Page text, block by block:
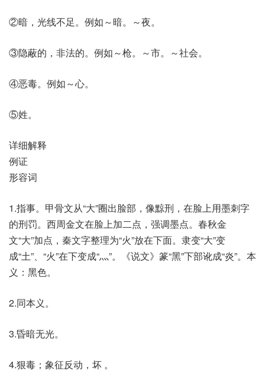
②暗，光线不足。例如～暗。～夜。
③隐蔽的，非法的。例如～枪。～市。～社会。
④恶毒。例如～心。
⑤姓。
详细解释
例证
形容词
1.指事。甲骨文从“大”圈出脸部，像黥刑，在脸上用墨刺字
的刑罚。西周金文在脸上加二点，强调墨点。春秋金
文“大”加点，秦文字整理为“火”放在下面。隶变“大”变
成“土”、“火”在下变成“灬”。《说文》篆“黑”下部讹成“炎”。本
义：黑色。
2.同本义。
3.昏暗无光。
4.狠毒；象征反动，坏 。